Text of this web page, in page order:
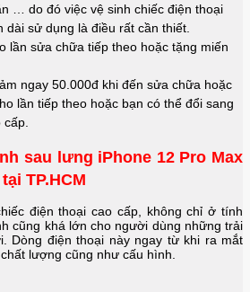
… do đó việc vệ sinh chiếc điện thoại
sử dụng là điều rất cần thiết.
lần sửa chữa tiếp theo hoặc tặng miến
ngay 50.000đ khi đến sửa chữa hoặc
lần tiếp theo hoặc bạn có thể đổi sang
sau lưng iPhone 12 Pro Max
TP.HCM
điện thoại cao cấp, không chỉ ở tính
cũng khá lớn cho người dùng những trải
Dòng điện thoại này ngay từ khi ra mắt
lượng cũng như cấu hình.